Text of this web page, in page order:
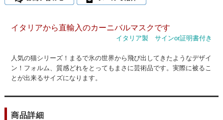
イタリアから直輸入のカーニバルマスクです
イタリア製 サインor証明書付き
人気の猫シリーズ！まるで氷の世界から飛び出してきたようなデザイ
ン！フォルム、質感どれをとってもまさに芸術品です。実際に被るこ
とが出来るサイズになります。
商品詳細